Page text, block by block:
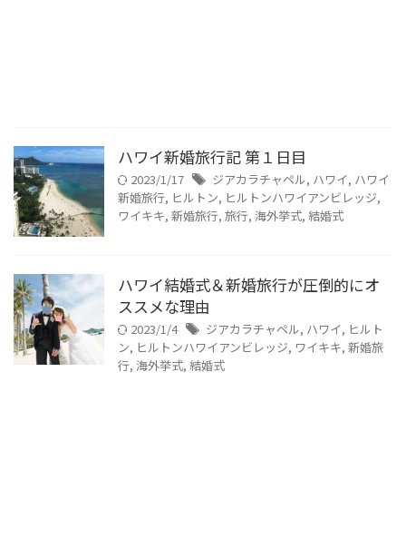
ハワイ新婚旅行記 第１日目
2023/1/17 ジアカラチャペル, ハワイ, ハワイ
新婚旅行, ヒルトン, ヒルトンハワイアンビレッジ,
ワイキキ, 新婚旅行, 旅行, 海外挙式, 結婚式
ハワイ結婚式＆新婚旅行が圧倒的にオ
ススメな理由
2023/1/4 ジアカラチャペル, ハワイ, ヒルト
ン, ヒルトンハワイアンビレッジ, ワイキキ, 新婚旅
行, 海外挙式, 結婚式